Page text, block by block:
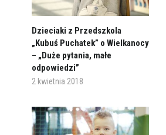
Dzieciaki z Przedszkola
„Kubuś Puchatek” o Wielkanocy
– „Duże pytania, małe
odpowiedzi”
2 kwietnia 2018